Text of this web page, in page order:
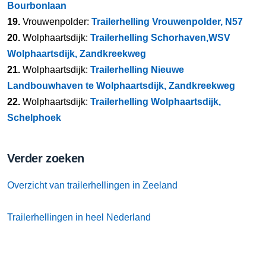
Bourbonlaan
19. Vrouwenpolder: Trailerhelling Vrouwenpolder, N57
20. Wolphaartsdijk: Trailerhelling Schorhaven,WSV
Wolphaartsdijk, Zandkreekweg
21. Wolphaartsdijk: Trailerhelling Nieuwe
Landbouwhaven te Wolphaartsdijk, Zandkreekweg
22. Wolphaartsdijk: Trailerhelling Wolphaartsdijk,
Schelphoek
Verder zoeken
Overzicht van trailerhellingen in Zeeland
Trailerhellingen in heel Nederland